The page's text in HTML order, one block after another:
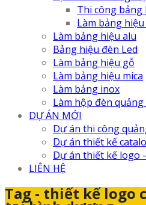
Thi công
Làm bảng
Làm bảng hiệu alu
Bảng hiệu đèn Led
Làm bảng hiệu gỗ
Làm bảng hiệu mica
Làm bảng inox
Làm hộp đèn quảng
DỰ ÁN MỚI
Dự án thi công
Dự án thiết kế
Dự án thiết kế logo
LIÊN HỆ
Tag - thiết kế logo